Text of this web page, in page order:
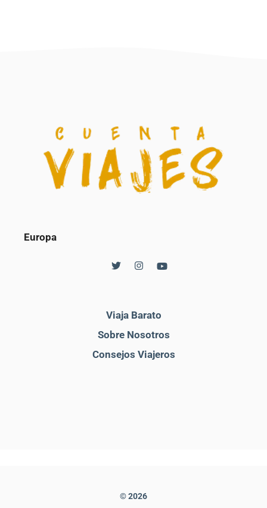
Europa
Viaja Barato
Sobre Nosotros
Consejos Viajeros
© 2026